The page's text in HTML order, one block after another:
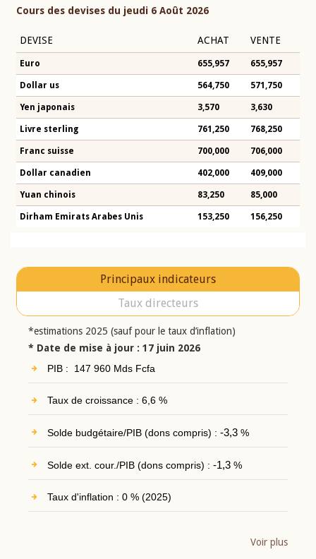
Cours des devises du jeudi 6 Août 2026
DEVISE ACHAT VENTE
Euro 655,957 655,957
Dollar us 564,750 571,750
Yen japonais 3,570 3,630
Livre sterling 761,250 768,250
Franc suisse 700,000 706,000
Dollar canadien 402,000 409,000
Yuan chinois 83,250 85,000
Dirham Emirats Arabes Unis 153,250 156,250
Principaux indicateurs
Taux directeurs
*estimations 2025 (sauf pour le taux d’inflation)
* Date de mise à jour : 17 juin 2026
PIB : 147 960 Mds Fcfa
Taux de croissance : 6,6 %
Solde budgétaire/PIB (dons compris) : -3,3%
Solde ext. cour./PIB (dons compris) : -1,3%
Taux d'inflation : 0 % (2025)
Voir plus